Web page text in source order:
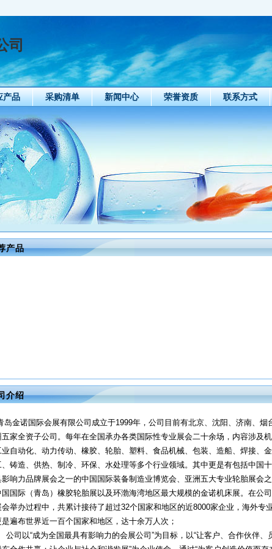
司
产品 采购清单 新闻中心 荣誉资质 联系方式
产品
介绍
岛金诺国际会展有限公司成立于1999年，公司目前有北京、沈阳、济南、烟
五家全资子公司。每年在全国承办各类国际性专业展会二十余场，内容涉及
业自动化、动力传动、橡胶、轮胎、塑料、食品机械、包装、造船、焊接、
、铸造、供热、制冷、环保、水处理等多个行业领域。其中更是有包括中国
影响力品牌展会之一的中国国际装备制造业博览会、亚洲五大专业轮胎展会
国国际（青岛）橡胶轮胎展以及环渤海湾地区最大规模的金诺机床展。在公
会举办过程中，共累计接待了超过32个国家和地区的近8000家企业，海外专
是遍布世界近一百个国家和地区，达十余万人次；
司以“成为全国最具有影响力的会展公司”为目标，以“让客户、合作伙伴、